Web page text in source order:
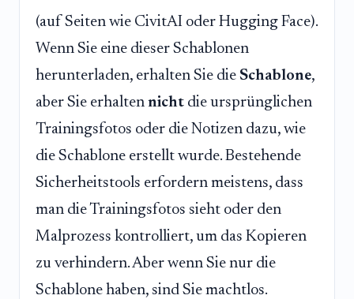
(auf Seiten wie CivitAI oder Hugging Face).
Wenn Sie eine dieser Schablonen
herunterladen, erhalten Sie die Schablone,
aber Sie erhalten nicht die ursprünglichen
Trainingsfotos oder die Notizen dazu, wie
die Schablone erstellt wurde. Bestehende
Sicherheitstools erfordern meistens, dass
man die Trainingsfotos sieht oder den
Malprozess kontrolliert, um das Kopieren
zu verhindern. Aber wenn Sie nur die
Schablone haben, sind Sie machtlos.